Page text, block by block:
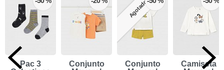
Pac 3
Conjunto
Agotado
Conjunto
Camiseta